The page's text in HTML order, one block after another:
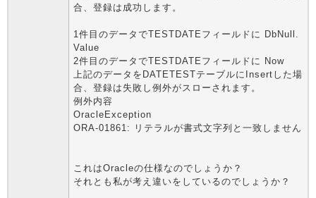
合、登録は成功します。
1件目のデータでTESTDATEフィールドに DbNull.
Value
2件目のデータでTESTDATEフィールドに Now
上記のデータをDATETESTテーブルにInsertした場
合、登録は失敗し例外がスローされます。
例外内容
OracleException
ORA-01861: リテラルが書式文字列と一致しません
これはOracleの仕様なのでしょうか？
それとも私が考え違いをしているのでしょうか？